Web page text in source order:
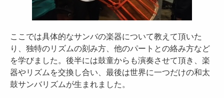
ここでは具体的なサンバの楽器について教えて頂いた
り、独特のリズムの刻み方、他のパートとの絡み方など
を学びました。後半には鼓童からも演奏させて頂き、楽
器やリズムを交換し合い、最後は世界に一つだけの和太
鼓サンバリズムが生まれました。